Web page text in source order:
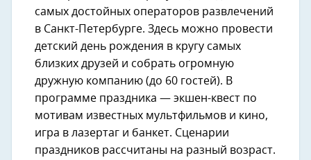
самых достойных операторов развлечений
в Санкт-Петербурге. Здесь можно провести
детский день рождения в кругу самых
близких друзей и собрать огромную
дружную компанию (до 60 гостей). В
программе праздника — экшен-квест по
мотивам известных мультфильмов и кино,
игра в лазертаг и банкет. Сценарии
праздников рассчитаны на разный возраст.